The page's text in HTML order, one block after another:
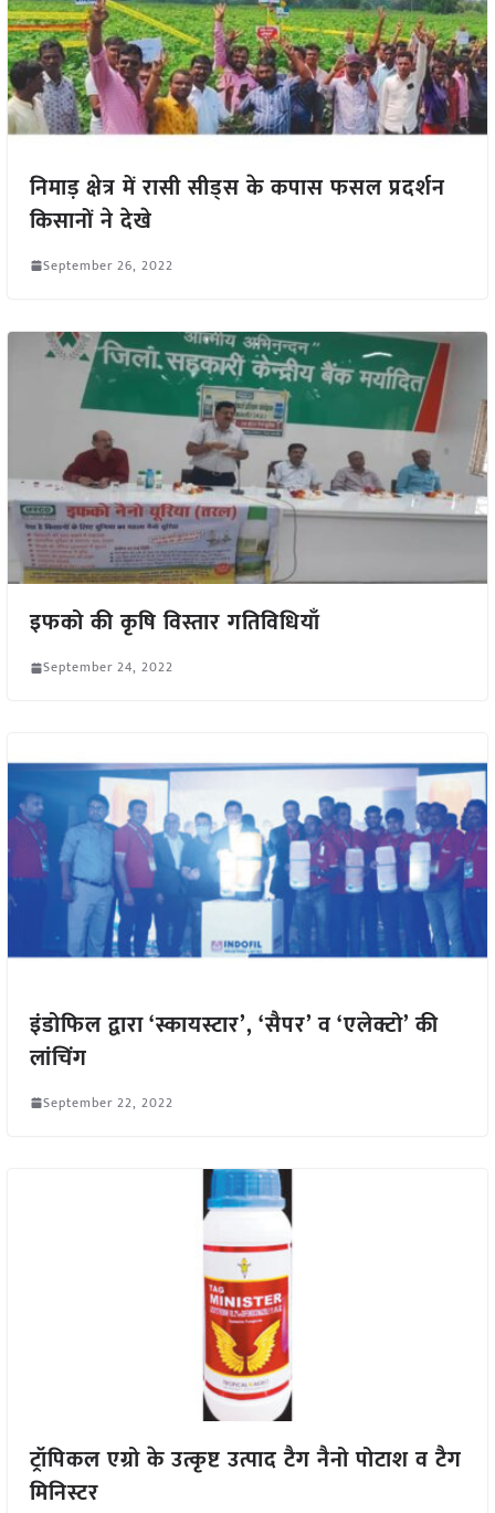
निमाड़ क्षेत्र में रासी सीड्स के कपास फसल प्रदर्शन
किसानों ने देखे
September 26, 2022
इफको की कृषि विस्तार गतिविधियाँ
September 24, 2022
इंडोफिल द्वारा ‘स्कायस्टार’, ‘सैपर’ व ‘एलेक्टो’ की
लांचिंग
September 22, 2022
ट्रॉपिकल एग्रो के उत्कृष्ट उत्पाद टैग नैनो पोटाश व टैग
मिनिस्टर